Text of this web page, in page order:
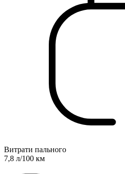
Витрати пального
7,8 л/100 км